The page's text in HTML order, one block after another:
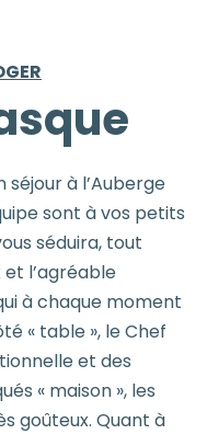
séjour à l’Auberge
sont à vos petits
séduira, tout
l’agréable
à chaque moment
« table », le Chef
et des
« maison », les
goûteux. Quant à